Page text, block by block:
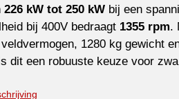
226 kW tot 250 kW bij een
bij 400V bedraagt 1355 rpm.
1280 kg gewicht
dit een robuuste keuze voor